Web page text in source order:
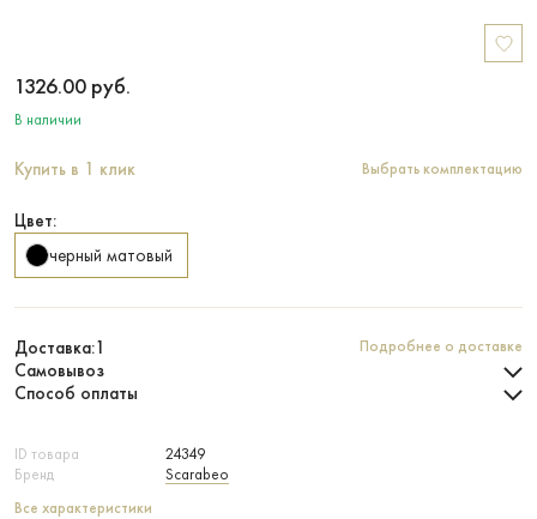
ID товара
24349
Бренд
Scarabeo
Все характеристики
1326.00 руб.
В наличии
Купить в 1 клик Выбрать комплектацию
Цвет:
черный матовый
Доставка:1 Подробнее о доставке
Самовывоз
Способ оплаты